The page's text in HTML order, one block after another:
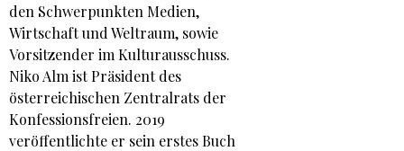
den Schwerpunkten Medien,
Wirtschaft und Weltraum, sowie
Vorsitzender im Kulturausschuss.
Niko Alm ist Präsident des
österreichischen Zentralrats der
Konfessionsfreien. 2019
veröffentlichte er sein erstes Buch